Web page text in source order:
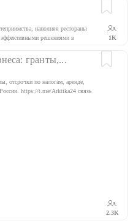
наполняя рестораны
решениями в
Сайт: https://clck.ru/dVuXd
1K
гранты,...
отсрочки по налогам, аренде,
https://t.me/Arktika24 связь
2.3K